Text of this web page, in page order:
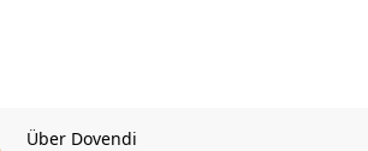
Über Dovendi